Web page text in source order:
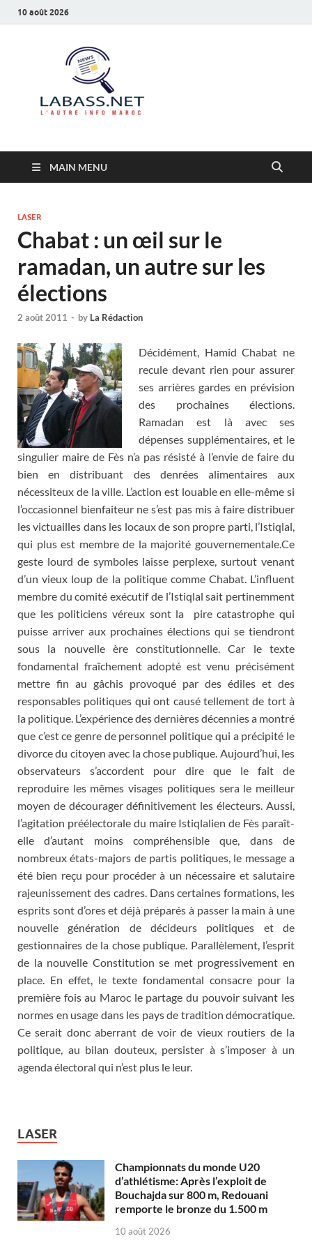
10 août 2026
MAIN MENU
LASER
Chabat : un œil sur le
ramadan, un autre sur les
élections
2 août 2011 - by La Rédaction
Décidément, Hamid Chabat ne
recule devant rien pour assurer
ses arrières gardes en prévision
des prochaines élections.
Ramadan est là avec ses
dépenses supplémentaires, et le
singulier maire de Fès n’a pas résisté à l’envie de faire du
bien en distribuant des denrées alimentaires aux
nécessiteux de la ville. L’action est louable en elle-même si
l’occasionnel bienfaiteur ne s’est pas mis à faire distribuer
les victuailles dans les locaux de son propre parti, l’Istiqlal,
qui plus est membre de la majorité gouvernementale.Ce
geste lourd de symboles laisse perplexe, surtout venant
d’un vieux loup de la politique comme Chabat. L’influent
membre du comité exécutif de l’Istiqlal sait pertinemment
que les politiciens véreux sont la pire catastrophe qui
puisse arriver aux prochaines élections qui se tiendront
sous la nouvelle ère constitutionnelle. Car le texte
fondamental fraîchement adopté est venu précisément
mettre fin au gâchis provoqué par des édiles et des
responsables politiques qui ont causé tellement de tort à
la politique. L’expérience des dernières décennies a montré
que c’est ce genre de personnel politique qui a précipité le
divorce du citoyen avec la chose publique. Aujourd’hui, les
observateurs s’accordent pour dire que le fait de
reproduire les mêmes visages politiques sera le meilleur
moyen de décourager définitivement les électeurs. Aussi,
l’agitation préélectorale du maire Istiqlalien de Fès paraît-
elle d’autant moins compréhensible que, dans de
nombreux états-majors de partis politiques, le message a
été bien reçu pour procéder à un nécessaire et salutaire
rajeunissement des cadres. Dans certaines formations, les
esprits sont d’ores et déjà préparés à passer la main à une
nouvelle génération de décideurs politiques et de
gestionnaires de la chose publique. Parallèlement, l’esprit
de la nouvelle Constitution se met progressivement en
place. En effet, le texte fondamental consacre pour la
première fois au Maroc le partage du pouvoir suivant les
normes en usage dans les pays de tradition démocratique.
Ce serait donc aberrant de voir de vieux routiers de la
politique, au bilan douteux, persister à s’imposer à un
agenda électoral qui n’est plus le leur.
LASER
Championnats du monde U20
d’athlétisme: Après l’exploit de
Bouchajda sur 800 m, Redouani
remporte le bronze du 1.500 m
10 août 2026